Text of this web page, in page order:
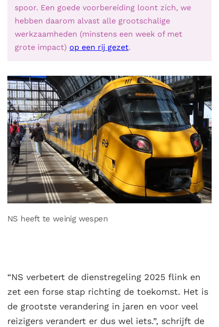
spoor. Een goede voorbereiding loont zich, we
hebben daarom alvast alle grootschalige
werkzaamheden (minstens een week of met
grote impact) op een rij gezet.
NS heeft te weinig wespen
“NS verbetert de dienstregeling 2025 flink en
zet een forse stap richting de toekomst. Het is
de grootste verandering in jaren en voor veel
reizigers verandert er dus wel iets.”, schrijft de